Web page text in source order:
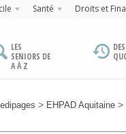
Santé Droits et
LES
SENIORS DE
A À Z
> EHPAD Aquitaine >